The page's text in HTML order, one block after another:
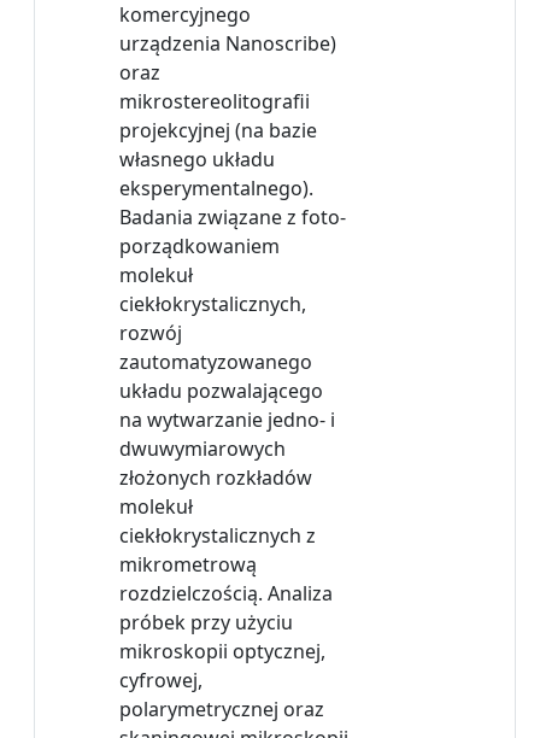
komercyjnego
urządzenia Nanoscribe)
oraz
mikrostereolitografii
projekcyjnej (na bazie
własnego układu
eksperymentalnego).
Badania związane z foto-
porządkowaniem
molekuł
ciekłokrystalicznych,
rozwój
zautomatyzowanego
układu pozwalającego
na wytwarzanie jedno- i
dwuwymiarowych
złożonych rozkładów
molekuł
ciekłokrystalicznych z
mikrometrową
rozdzielczością. Analiza
próbek przy użyciu
mikroskopii optycznej,
cyfrowej,
polarymetrycznej oraz